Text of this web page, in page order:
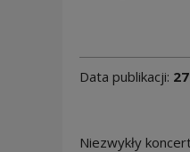
Data publikacji:
Niezwykły